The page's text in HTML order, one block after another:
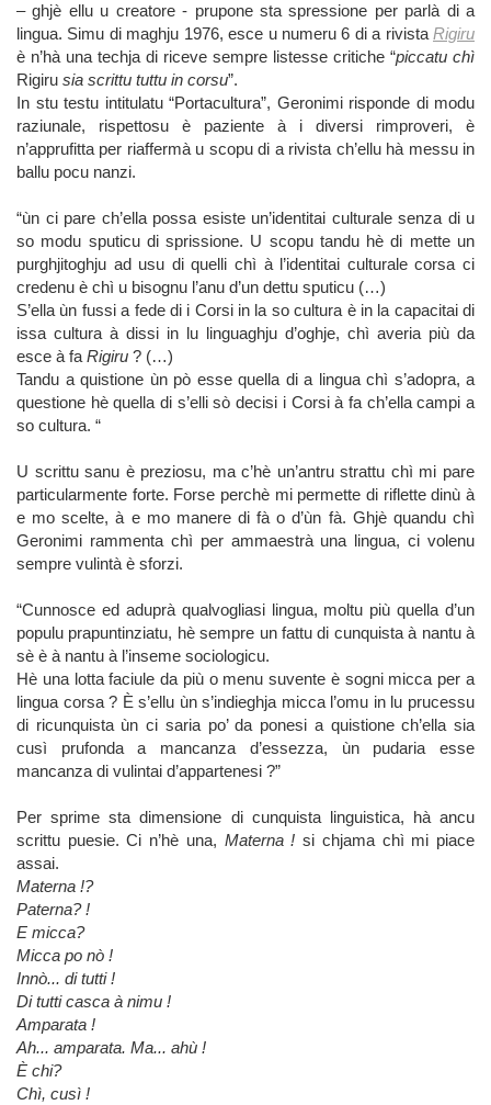
– ghjè ellu u creatore - prupone sta spressione per parlà di a
lingua. Simu di maghju 1976, esce u numeru 6 di a rivista Rigiru
è n’hà una techja di riceve sempre listesse critiche “piccatu chì
Rigiru sia scrittu tuttu in corsu”.
In stu testu intitulatu “Portacultura”, Geronimi risponde di modu
raziunale, rispettosu è paziente à i diversi rimproveri, è
n’apprufitta per riaffermà u scopu di a rivista ch’ellu hà messu in
ballu pocu nanzi.
“ùn ci pare ch’ella possa esiste un’identitai culturale senza di u
so modu sputicu di sprissione. U scopu tandu hè di mette un
purghjitoghju ad usu di quelli chì à l’identitai culturale corsa ci
credenu è chì u bisognu l’anu d’un dettu sputicu (…)
S’ella ùn fussi a fede di i Corsi in la so cultura è in la capacitai di
issa cultura à dissi in lu linguaghju d’oghje, chì averia più da
esce à fa Rigiru ? (…)
Tandu a quistione ùn pò esse quella di a lingua chì s’adopra, a
questione hè quella di s’elli sò decisi i Corsi à fa ch’ella campi a
so cultura. “
U scrittu sanu è preziosu, ma c’hè un’antru strattu chì mi pare
particularmente forte. Forse perchè mi permette di riflette dinù à
e mo scelte, à e mo manere di fà o d’ùn fà. Ghjè quandu chì
Geronimi rammenta chì per ammaestrà una lingua, ci volenu
sempre vulintà è sforzi.
“Cunnosce ed aduprà qualvogliasi lingua, moltu più quella d’un
populu prapuntinziatu, hè sempre un fattu di cunquista à nantu à
sè è à nantu à l’inseme sociologicu.
Hè una lotta faciule da più o menu suvente è sogni micca per a
lingua corsa ? È s’ellu ùn s’indieghja micca l’omu in lu prucessu
di ricunquista ùn ci saria po’ da ponesi a quistione ch’ella sia
cusì prufonda a mancanza d’essezza, ùn pudaria esse
mancanza di vulintai d’appartenesi ?”
Per sprime sta dimensione di cunquista linguistica, hà ancu
scrittu puesie. Ci n’hè una, Materna ! si chjama chì mi piace
assai.
Materna !?
Paterna? !
E micca?
Micca po nò !
Innò... di tutti !
Di tutti casca à nimu !
Amparata !
Ah... amparata. Ma... ahù !
È chi?
Chì, cusì !